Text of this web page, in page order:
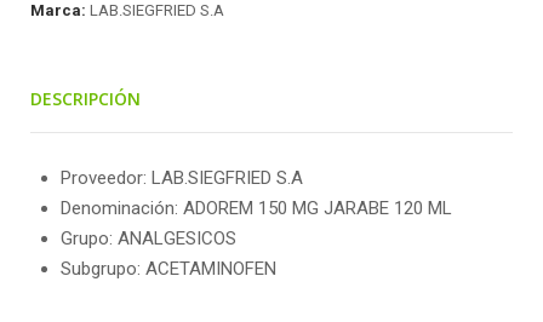
Marca: LAB.SIEGFRIED S.A
DESCRIPCIÓN
Proveedor: LAB.SIEGFRIED S.A
Denominación: ADOREM 150 MG JARABE 120 ML
Grupo: ANALGESICOS
Subgrupo: ACETAMINOFEN